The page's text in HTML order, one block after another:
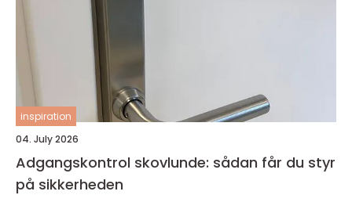
inspiration
04. July 2026
Adgangskontrol skovlunde: sådan får du styr
på sikkerheden